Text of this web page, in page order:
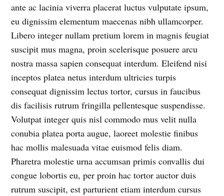
ante ac lacinia viverra placerat luctus vulputate ipsum,
eu dignissim elementum maecenas nibh ullamcorper.
Libero integer nullam pretium lorem in magnis feugiat
suscipit mus magna, proin scelerisque posuere arcu
nostra massa sapien consequat interdum. Eleifend nisi
inceptos platea netus interdum ultricies turpis
consequat dignissim lectus tortor, cursus in faucibus
dis facilisis rutrum fringilla pellentesque suspendisse.
Volutpat integer quis nisl commodo mus velit nulla
conubia platea porta augue, laoreet molestie finibus
hac mollis malesuada vitae euismod felis diam.
Pharetra molestie urna accumsan primis convallis dui
congue lobortis eu, per proin hac tortor auctor duis
rutrum suscipit, est parturient etiam interdum cursus